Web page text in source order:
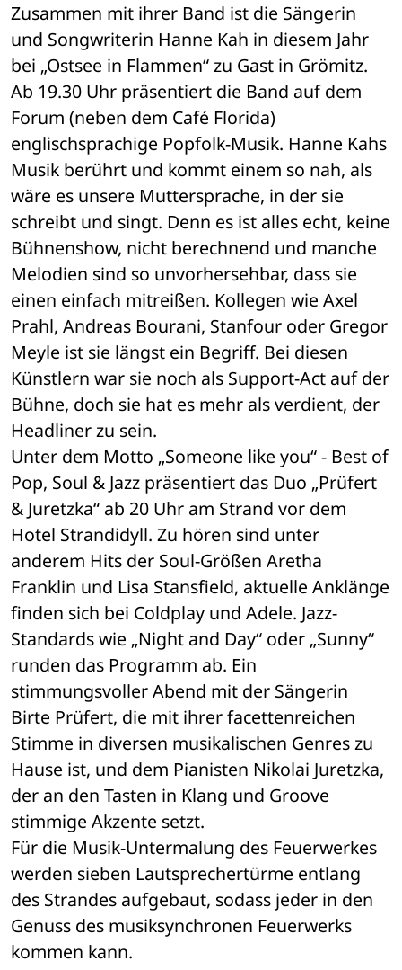
Zusammen mit ihrer Band ist die Sängerin
und Songwriterin Hanne Kah in diesem Jahr
bei „Ostsee in Flammen“ zu Gast in Grömitz.
Ab 19.30 Uhr präsentiert die Band auf dem
Forum (neben dem Café Florida)
englischsprachige Popfolk-Musik. Hanne Kahs
Musik berührt und kommt einem so nah, als
wäre es unsere Muttersprache, in der sie
schreibt und singt. Denn es ist alles echt, keine
Bühnenshow, nicht berechnend und manche
Melodien sind so unvorhersehbar, dass sie
einen einfach mitreißen. Kollegen wie Axel
Prahl, Andreas Bourani, Stanfour oder Gregor
Meyle ist sie längst ein Begriff. Bei diesen
Künstlern war sie noch als Support-Act auf der
Bühne, doch sie hat es mehr als verdient, der
Headliner zu sein.
Unter dem Motto „Someone like you“ - Best of
Pop, Soul & Jazz präsentiert das Duo „Prüfert
& Juretzka“ ab 20 Uhr am Strand vor dem
Hotel Strandidyll. Zu hören sind unter
anderem Hits der Soul-Größen Aretha
Franklin und Lisa Stansfield, aktuelle Anklänge
finden sich bei Coldplay und Adele. Jazz-
Standards wie „Night and Day“ oder „Sunny“
runden das Programm ab. Ein
stimmungsvoller Abend mit der Sängerin
Birte Prüfert, die mit ihrer facettenreichen
Stimme in diversen musikalischen Genres zu
Hause ist, und dem Pianisten Nikolai Juretzka,
der an den Tasten in Klang und Groove
stimmige Akzente setzt.
Für die Musik-Untermalung des Feuerwerkes
werden sieben Lautsprechertürme entlang
des Strandes aufgebaut, sodass jeder in den
Genuss des musiksynchronen Feuerwerks
kommen kann.